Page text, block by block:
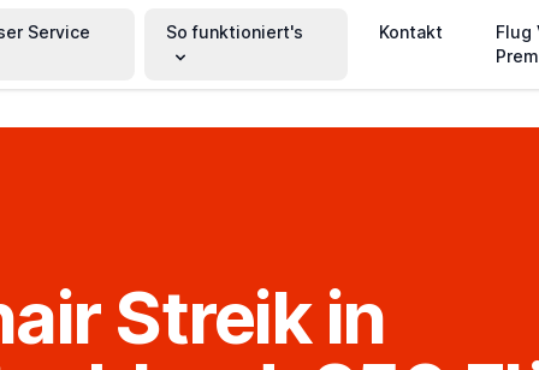
Service So funktioniert's Kontakt
Flug
Streik in